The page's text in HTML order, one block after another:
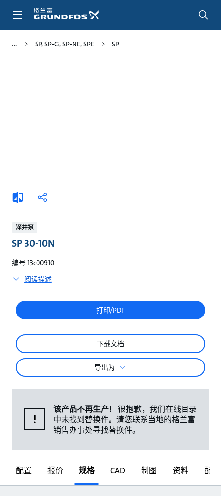
SP, SP-G, SP-NE, SPE SP
添
加
较
分
深井泵
SP 30-10N
编号 13c00910
阅读描述
打印/PDF
下载文档
导出为
该产品不再生产！
很抱歉，我们在线目录
中未找到替换件。请您联系当地的格兰富
销售办事处寻找替换件。
配置 报价 规格 CAD 制图 资料 配件